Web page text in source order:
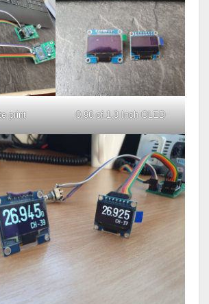
print 0.96 of 1.3 Inch OLED